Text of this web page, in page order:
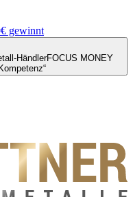
gewinnt
HändlerFOCUS MONEY